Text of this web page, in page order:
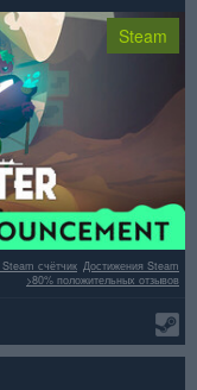
Steam
Достижения Steam
Steam счётчик
>80% положительных отзывов